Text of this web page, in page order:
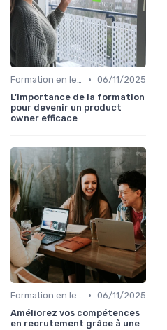
Formation en leadership • 06/11/2025
L'importance de la formation
pour devenir un product
owner efficace
Formation en leadership • 06/11/2025
Améliorez vos compétences
en recrutement grâce à une